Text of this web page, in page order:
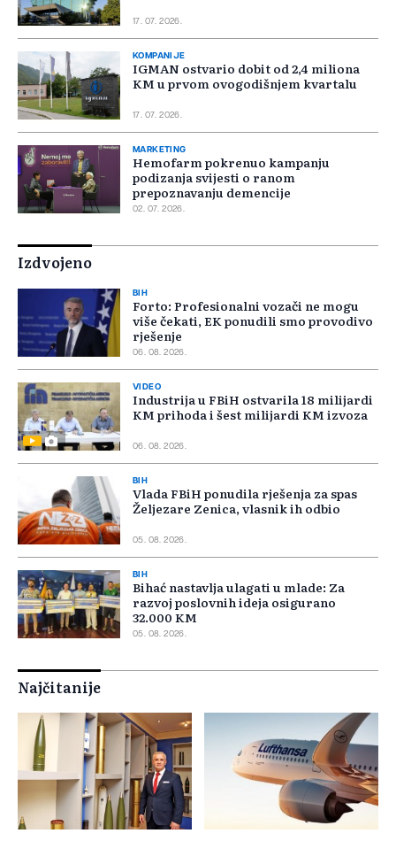
17. 07. 2026.
KOMPANIJE
IGMAN ostvario dobit od 2,4 miliona
KM u prvom ovogodišnjem kvartalu
17. 07. 2026.
MARKETING
Hemofarm pokrenuo kampanju
podizanja svijesti o ranom
prepoznavanju demencije
02. 07. 2026.
Izdvojeno
BIH
Forto: Profesionalni vozači ne mogu
više čekati, EK ponudili smo provodivo
rješenje
06. 08. 2026.
VIDEO
Industrija u FBiH ostvarila 18 milijardi
KM prihoda i šest milijardi KM izvoza
06. 08. 2026.
BIH
Vlada FBiH ponudila rješenja za spas
Željezare Zenica, vlasnik ih odbio
05. 08. 2026.
BIH
Bihać nastavlja ulagati u mlade: Za
razvoj poslovnih ideja osigurano
32.000 KM
05. 08. 2026.
Najčitanije